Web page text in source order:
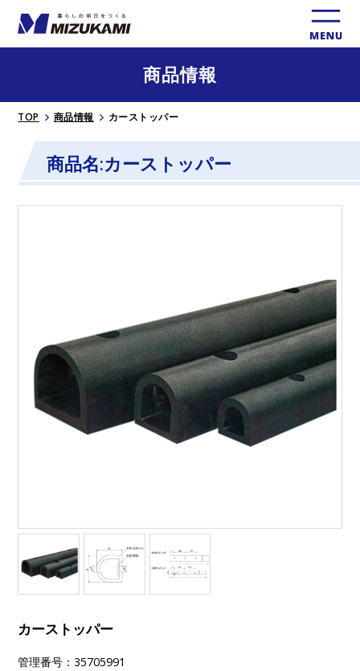
商品情報
TOP 商品情報 カーストッパー
商品名:カーストッパー
カーストッパー
管理番号：35705991